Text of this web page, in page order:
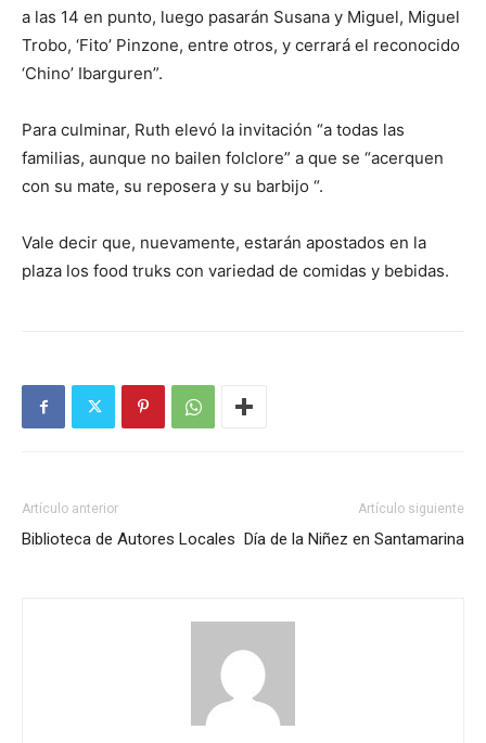
a las 14 en punto, luego pasarán Susana y Miguel, Miguel
Trobo, ‘Fito’ Pinzone, entre otros, y cerrará el reconocido
‘Chino’ Ibarguren”.
Para culminar, Ruth elevó la invitación “a todas las
familias, aunque no bailen folclore” a que se “acerquen
con su mate, su reposera y su barbijo “.
Vale decir que, nuevamente, estarán apostados en la
plaza los food truks con variedad de comidas y bebidas.
Artículo anterior
Biblioteca de Autores Locales
Artículo siguiente
Día de la Niñez en Santamarina